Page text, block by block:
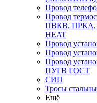
Провод
Провод
ПВКВ, ПРКА,
HEAT
Провод
Провод
Провод
ПУГВ ГОСТ
СИП
Тросы
Ещё